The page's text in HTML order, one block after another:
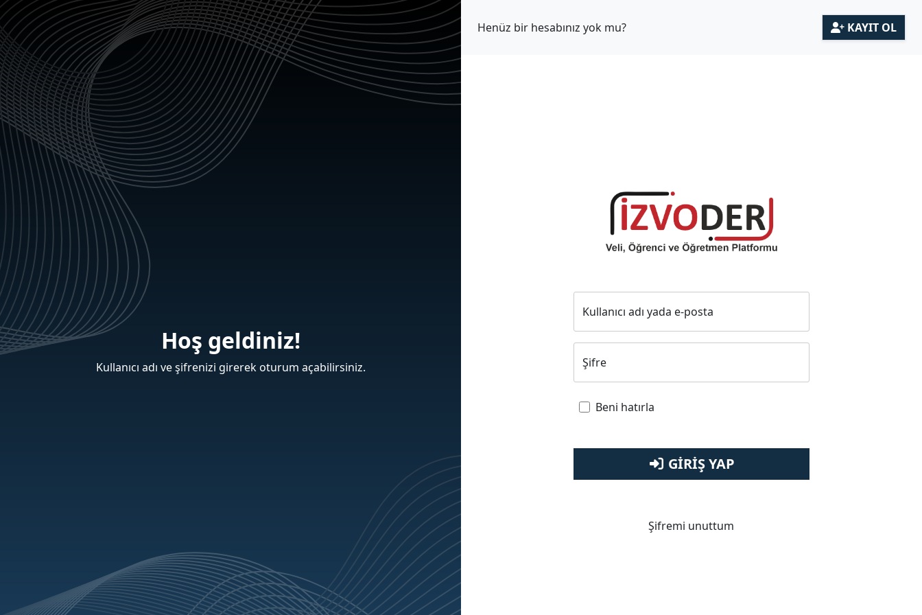
Hoş geldiniz!
Kullanıcı adı ve şifrenizi girerek oturum açabilirsiniz.
Henüz bir hesabınız yok mu? KAYIT OL
Kullanıcı adı yada e-posta
Şifre
Beni hatırla
GIRIŞ YAP
Şifremi unuttum